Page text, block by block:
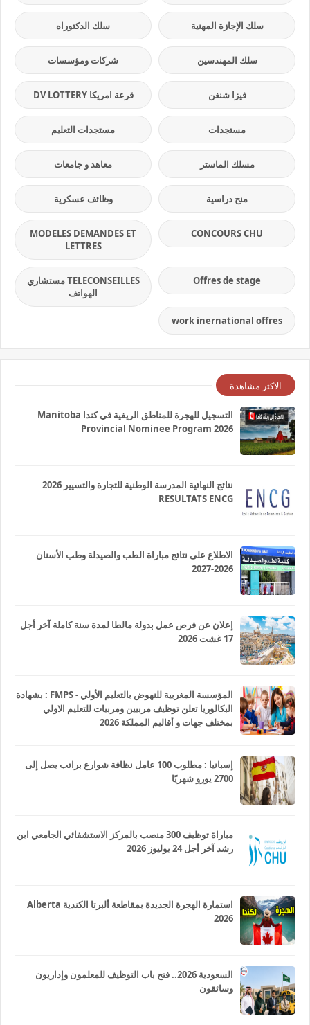
سلك الإجازة المهنية سلك الدكتوراه
سلك المهندسين شركات ومؤسسات
فيزا شنغن قرعة امريكا DV LOTTERY
مستجدات مستجدات التعليم
مسلك الماستر معاهد و جامعات
منح دراسية وظائف عسكرية
CONCOURS CHU
MODELES DEMANDES ET
LETTRES
Offres de stage
TELECONSEILLES مستشاري
الهواتف
work inernational offres
الاكثر مشاهدة
التسجيل للهجرة للمناطق الريفية في كندا Manitoba
Provincial Nominee Program 2026
نتائج النهائية المدرسة الوطنية للتجارة والتسيير 2026
RESULTATS ENCG
الاطلاع على نتائج مباراة الطب والصيدلة وطب الأسنان
2026-2027
إعلان عن فرص عمل بدولة مالطا لمدة سنة كاملة آخر أجل
17 غشت 2026
المؤسسة المغربية للنهوض بالتعليم الأولي - FMPS : بشهادة
البكالوريا تعلن توظيف مربيين ومربيات للتعليم الاولي
بمختلف جهات و أقاليم المملكة 2026
إسبانيا : مطلوب 100 عامل نظافة شوارع براتب يصل إلى
2700 يورو شهريًا
مباراة توظيف 300 منصب بالمركز الاستشفائي الجامعي ابن
رشد آخر أجل 24 يوليوز 2026
استمارة الهجرة الجديدة بمقاطعة ألبرتا الكندية Alberta
2026
السعودية 2026.. فتح باب التوظيف للمعلمون وإداريون
وسائقون